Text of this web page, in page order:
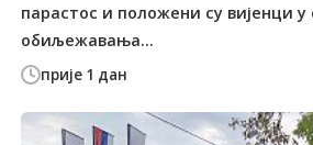
прије 1 дан
парастос и положени су вијенци у
обиљежавања...